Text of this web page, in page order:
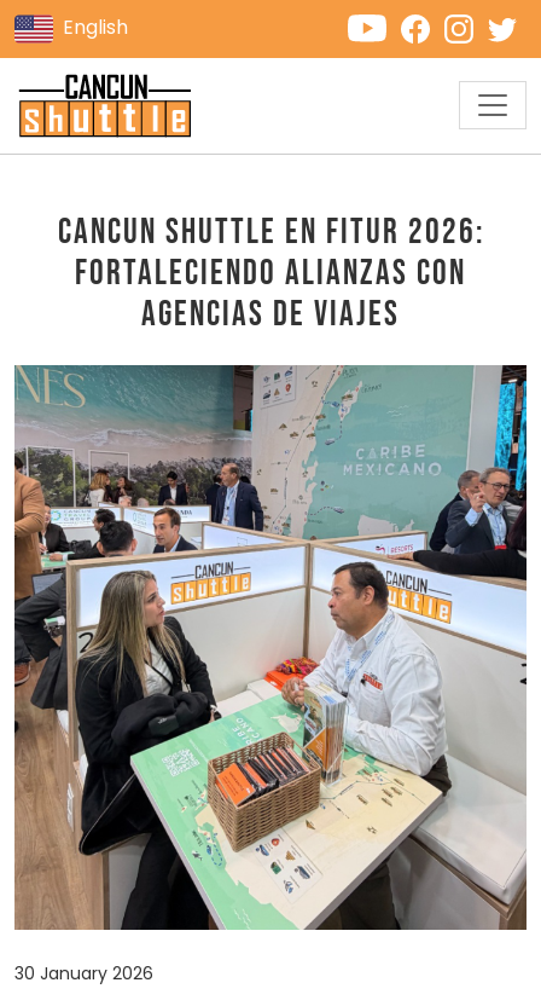
English
Cancun Shuttle en FITUR 2026:
Fortaleciendo alianzas con
agencias de viajes
30 January 2026